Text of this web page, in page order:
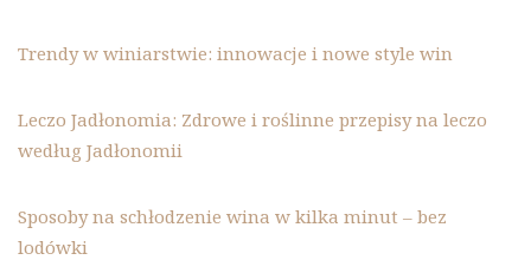
Trendy w winiarstwie: innowacje i nowe style win
Leczo Jadłonomia: Zdrowe i roślinne przepisy na leczo
według Jadłonomii
Sposoby na schłodzenie wina w kilka minut – bez
lodówki